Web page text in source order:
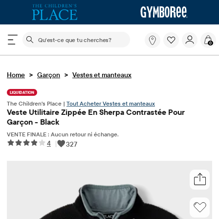
Le champ de recherche ci-dessous filtre les
Qu'est-
que
cherches?
0
Home > Garçon > Vestes et manteaux
LIQUIDATION
The Children's Place | Tout Acheter Vestes et manteaux
Veste Utilitaire Zippée En Sherpa Contrastée Pour
Garçon - Black
VENTE FINALE : Aucun retour ni échange.
4 | 327